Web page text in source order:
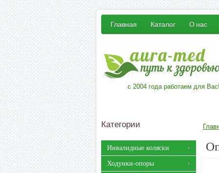
Главная Каталог О нас
с 2004 года работаем для Вас!
Категории
Инвалидные коляски
Ходунки-опоры